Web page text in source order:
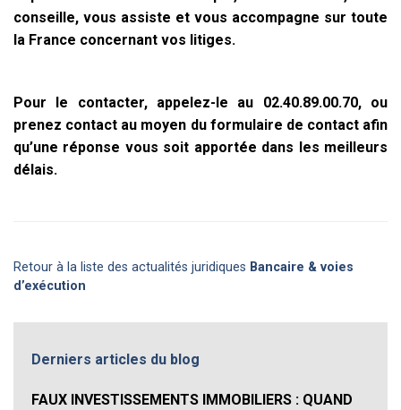
conseille, vous assiste et vous accompagne sur toute
la France concernant vos litiges.
Pour le contacter, appelez-le au 02.40.89.00.70, ou
prenez contact au moyen du formulaire de contact afin
qu’une réponse vous soit apportée dans les meilleurs
délais.
Retour à la liste des actualités juridiques Bancaire & voies
d’exécution
Derniers articles du blog
FAUX INVESTISSEMENTS IMMOBILIERS : QUAND